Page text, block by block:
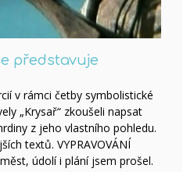
představuje
v rámci četby symbolistické
„Krysař“ zkoušeli napsat
z jeho vlastního pohledu.
textů. VYPRAVOVÁNÍ
údolí i plání jsem prošel.